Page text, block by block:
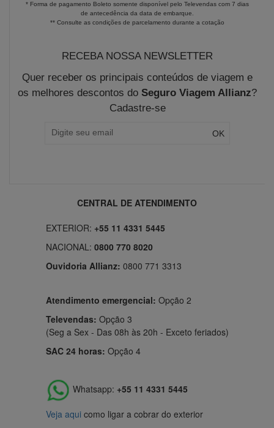
* Forma de pagamento Boleto somente disponível pelo Televendas com 7 dias
de antecedência da data de embarque.
** Consulte as condições de parcelamento durante a cotação
RECEBA NOSSA NEWSLETTER
Quer receber os principais conteúdos de viagem e
os melhores descontos do Seguro Viagem Allianz?
Cadastre-se
CENTRAL DE ATENDIMENTO
EXTERIOR: +55 11 4331 5445
NACIONAL: 0800 770 8020
Ouvidoria Allianz: 0800 771 3313
Atendimento emergencial: Opção 2
Televendas: Opção 3
(Seg a Sex - Das 08h às 20h - Exceto feriados)
SAC 24 horas: Opção 4
Whatsapp: +55 11 4331 5445
Veja aqui como ligar a cobrar do exterior